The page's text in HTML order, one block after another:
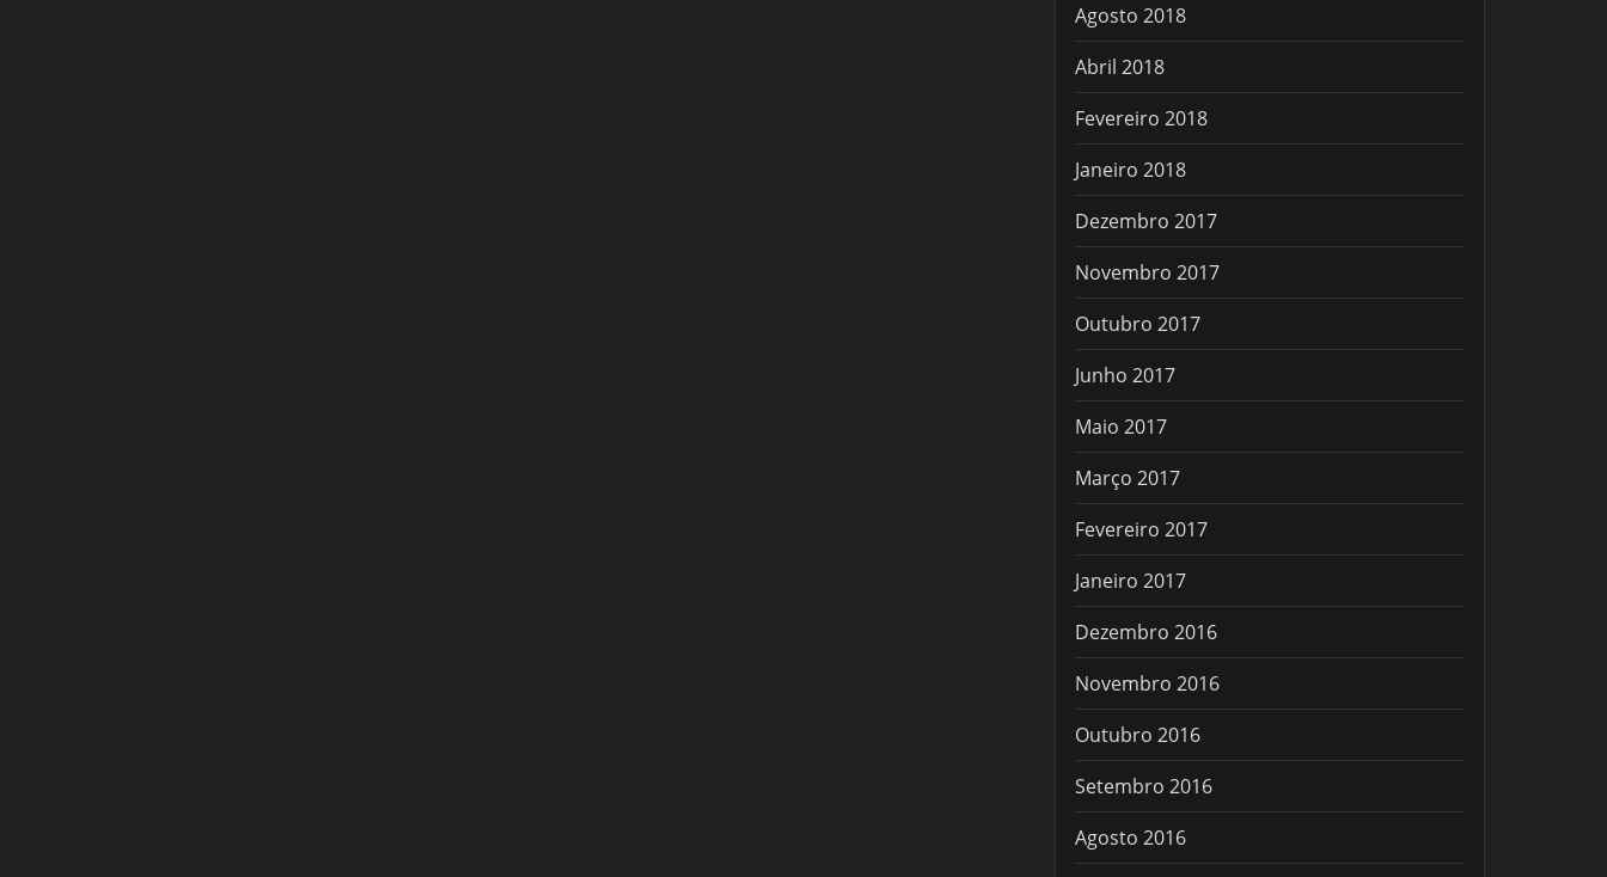
Agosto 2018
Abril 2018
Fevereiro 2018
Janeiro 2018
Dezembro 2017
Novembro 2017
Outubro 2017
Junho 2017
Maio 2017
Março 2017
Fevereiro 2017
Janeiro 2017
Dezembro 2016
Novembro 2016
Outubro 2016
Setembro 2016
Agosto 2016